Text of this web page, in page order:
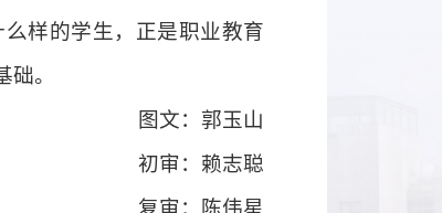
样的学生，正是职业教育
。
图文：郭玉山
初审：赖志聪